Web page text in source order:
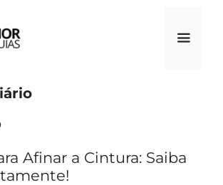
Afinar a Cintura: Saiba